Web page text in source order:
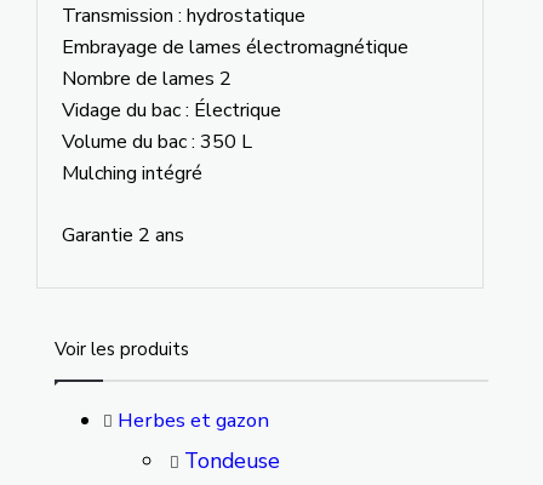
Transmission : hydrostatique
Embrayage de lames électromagnétique
Nombre de lames 2
Vidage du bac : Électrique
Volume du bac : 350 L
Mulching intégré
Garantie 2 ans
Voir les produits
Herbes et gazon
Tondeuse